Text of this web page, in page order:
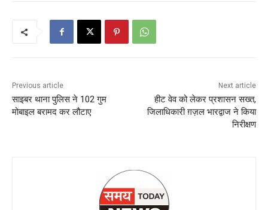
Previous article
साइबर थाना पुलिस ने 102 गुम
मोबाइल बरामद कर लौटाए
Next article
हीट वेव को लेकर प्रशासन सख्त,
जिलाधिकारी ग़ज़ल भारद्वाज ने किया
निरीक्षण